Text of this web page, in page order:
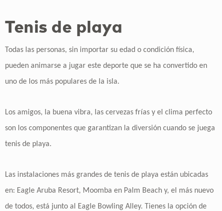
Tenis de playa
Todas las personas, sin importar su edad o condición física,
pueden animarse a jugar este deporte que se ha convertido en
uno de los más populares de la isla.
Los amigos, la buena vibra, las cervezas frías y el clima perfecto
son los componentes que garantizan la diversión cuando se juega
tenis de playa.
Las instalaciones más grandes de tenis de playa están ubicadas
en: Eagle Aruba Resort, Moomba en Palm Beach y, el más nuevo
de todos, está junto al Eagle Bowling Alley. Tienes la opción de